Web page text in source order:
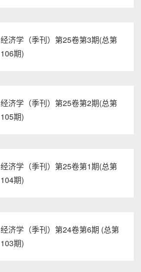
经济学（季刊）第25卷第3期(总第
106期)
经济学（季刊）第25卷第2期(总第
105期)
经济学（季刊）第25卷第1期(总第
104期)
经济学（季刊）第24卷第6期 (总第
103期)